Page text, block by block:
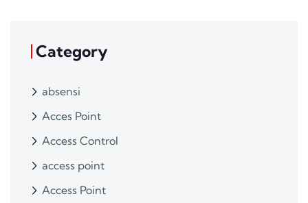
Category
absensi
Acces Point
Access Control
access point
Access Point